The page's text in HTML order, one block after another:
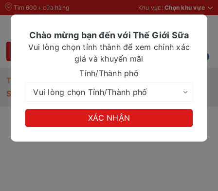
Tìm 600+ cửa hàng Khu vực: Chọn khu vực
Trang chủ
Sữa chua uống men sống Vinamilk Probi 65ml
Chào mừng bạn đến với Thế Giới Sữa
Vui lòng chọn tỉnh thành để xem chính xác
giá và khuyến mãi
Tỉnh/Thành phố
XÁC NHẬN